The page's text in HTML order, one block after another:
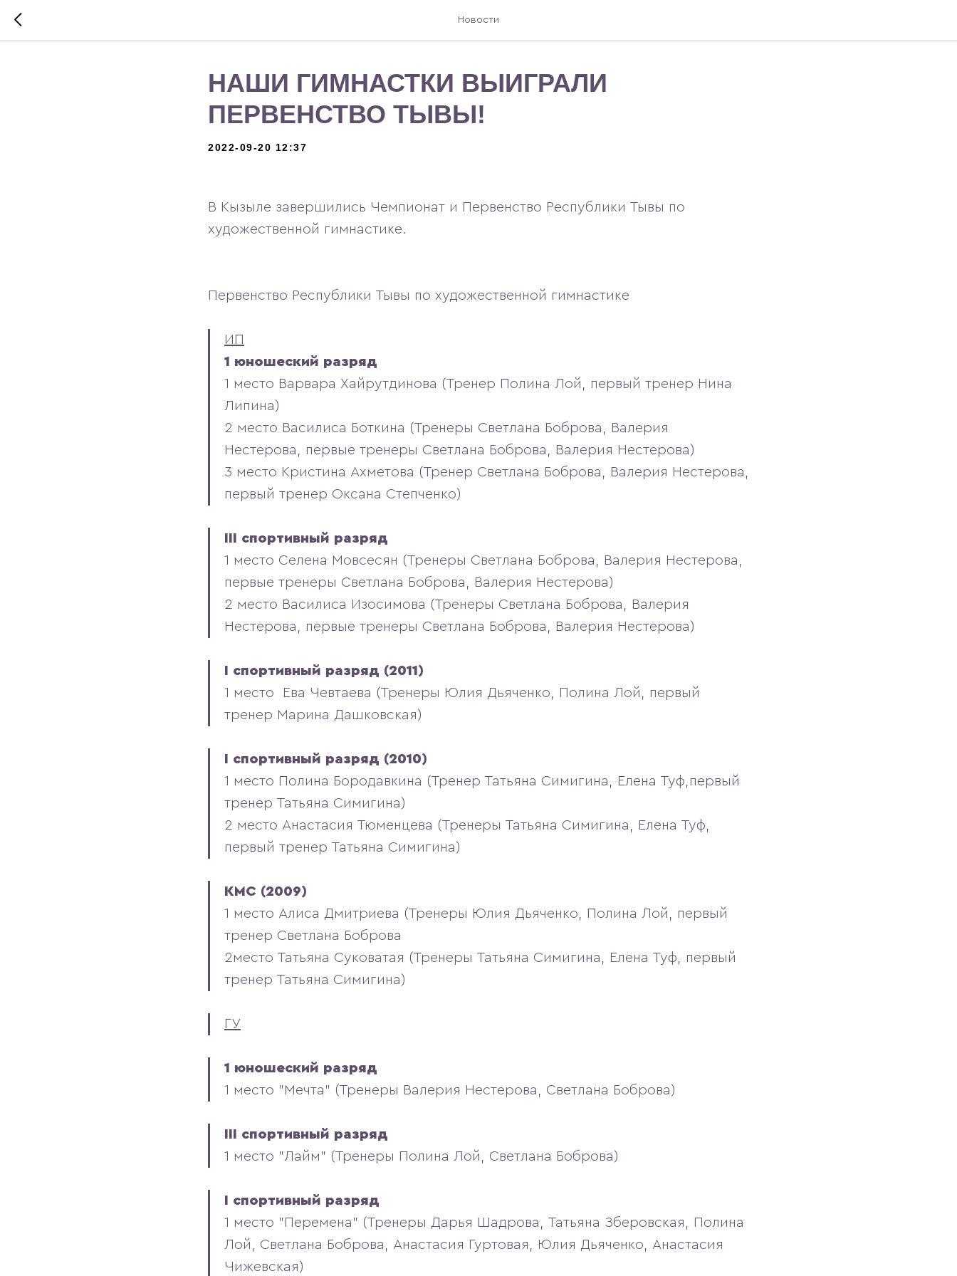
Новости
НАШИ ГИМНАСТКИ ВЫИГРАЛИ
ПЕРВЕНСТВО ТЫВЫ!
2022-09-20 12:37
В Кызыле завершились Чемпионат и Первенство Республики Тывы по
художественной гимнастике.
Первенство Республики Тывы по художественной гимнастике
ИП
1 юношеский разряд
1 место Варвара Хайрутдинова (Тренер Полина Лой, первый тренер Нина
Липина)
2 место Василиса Боткина (Тренеры Светлана Боброва, Валерия
Нестерова, первые тренеры Светлана Боброва, Валерия Нестерова)
3 место Кристина Ахметова (Тренер Светлана Боброва, Валерия Нестерова,
первый тренер Оксана Степченко)
III спортивный разряд
1 место Селена Мовсесян (Тренеры Светлана Боброва, Валерия Нестерова,
первые тренеры Светлана Боброва, Валерия Нестерова)
2 место Василиса Изосимова (Тренеры Светлана Боброва, Валерия
Нестерова, первые тренеры Светлана Боброва, Валерия Нестерова)
I спортивный разряд (2011)
1 место Ева Чевтаева (Тренеры Юлия Дьяченко, Полина Лой, первый
тренер Марина Дашковская)
I спортивный разряд (2010)
1 место Полина Бородавкина (Тренер Татьяна Симигина, Елена Туф,первый
тренер Татьяна Симигина)
2 место Анастасия Тюменцева (Тренеры Татьяна Симигина, Елена Туф,
первый тренер Татьяна Симигина)
КМС (2009)
1 место Алиса Дмитриева (Тренеры Юлия Дьяченко, Полина Лой, первый
тренер Светлана Боброва
2место Татьяна Суковатая (Тренеры Татьяна Симигина, Елена Туф, первый
тренер Татьяна Симигина)
ГУ
1 юношеский разряд
1 место "Мечта" (Тренеры Валерия Нестерова, Светлана Боброва)
III спортивный разряд
1 место "Лайм" (Тренеры Полина Лой, Светлана Боброва)
I спортивный разряд
1 место "Перемена" (Тренеры Дарья Шадрова, Татьяна Зберовская, Полина
Лой, Светлана Боброва, Анастасия Гуртовая, Юлия Дьяченко, Анастасия
Чижевская)